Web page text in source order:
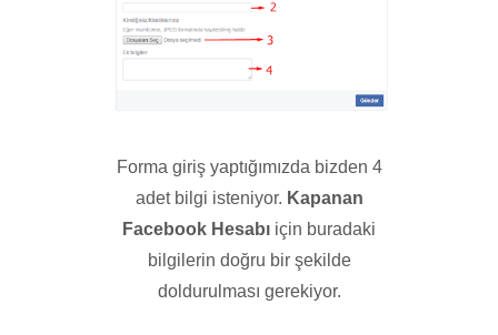
Forma giriş yaptığımızda bizden 4
adet bilgi isteniyor. Kapanan
Facebook Hesabı için buradaki
bilgilerin doğru bir şekilde
doldurulması gerekiyor.